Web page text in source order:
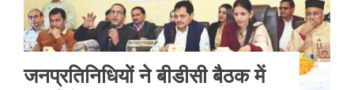
जनप्रतिनिधियों ने बीडीसी बैठक में